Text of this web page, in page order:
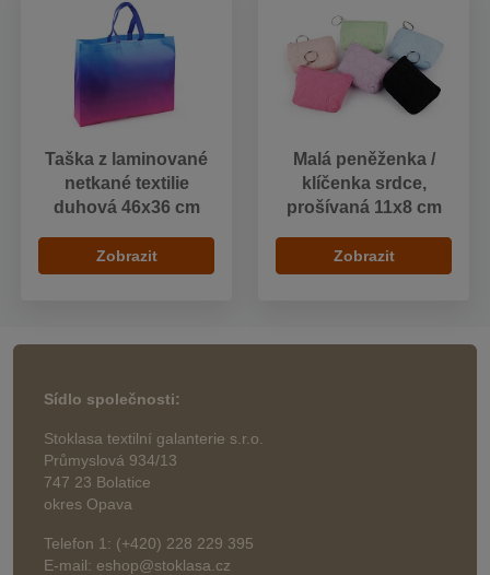
Taška z laminované
netkané textilie
duhová 46x36 cm
Zobrazit
Malá peněženka /
klíčenka srdce,
prošívaná 11x8 cm
Zobrazit
Sídlo společnosti:
Stoklasa textilní galanterie s.r.o.
Průmyslová 934/13
747 23 Bolatice
okres Opava
Telefon 1: (+420) 228 229 395
E-mail: eshop@stoklasa.cz